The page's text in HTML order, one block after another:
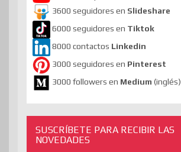
3600 seguidores en Slideshare
6000 seguidores en Tiktok
8000 contactos Linkedin
3000 seguidores en Pinterest
3000 followers en Medium (inglés)
SUSCRÍBETE PARA RECIBIR LAS
NOVEDADES